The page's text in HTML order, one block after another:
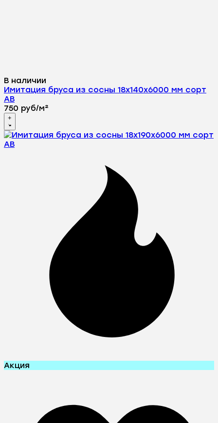
В наличии
Имитация бруса из сосны 18x140x6000 мм сорт
AВ
750 руб/м²
+
Акция